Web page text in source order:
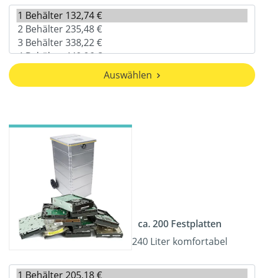
Auswählen
ca. 200 Festplatten
240 Liter komfortabel